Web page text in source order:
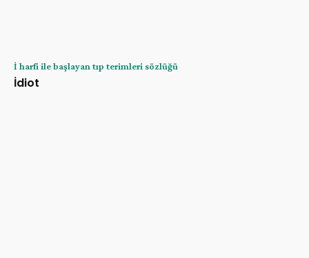
İ harfi ile başlayan tıp terimleri sözlüğü
İdiot